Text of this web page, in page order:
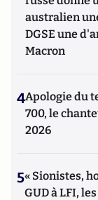
australien
DGSE une
Macron
4Apologie du
700, le
2026
5« Sionistes,
GUD à LFI,